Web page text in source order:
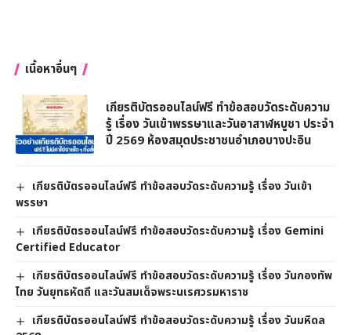
เนื้อหาอื่นๆ
เกียรติบัตรออนไลน์ฟรี ทำข้อสอบวัดระดับความ
รู้ เรื่อง วันเข้าพรรษาและวันอาสาฬหบูชา ประจำ
ปี 2569 ห้องสมุดประชาชนอำเภอบางปะอิน
เกียรติบัตรออนไลน์ฟรี ทำข้อสอบวัดระดับความรู้ เรื่อง วันเข้า
พรรษา
เกียรติบัตรออนไลน์ฟรี ทำข้อสอบวัดระดับความรู้ เรื่อง Gemini
Certified Educator
เกียรติบัตรออนไลน์ฟรี ทำข้อสอบวัดระดับความรู้ เรื่อง วันกองทัพ
ไทย วันยุทธหัตถี และวันสมเด็จพระนเรศวรมหาราช
เกียรติบัตรออนไลน์ฟรี ทำข้อสอบวัดระดับความรู้ เรื่อง วันมหิดล